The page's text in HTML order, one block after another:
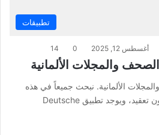
تطبيقات
أغسطس 12, 2025 0
14
والمجلات الألمانية
الألمانية. نبحث جميعاً في هذه
الأيام، عن الأخبار بسرعة وبدون تعقيد، ويوجد تطبيق Deutsche